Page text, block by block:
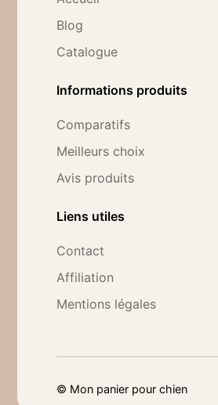
Blog
Catalogue
Informations produits
Comparatifs
Meilleurs choix
Avis produits
Liens utiles
Contact
Affiliation
Mentions légales
© Mon panier pour chien